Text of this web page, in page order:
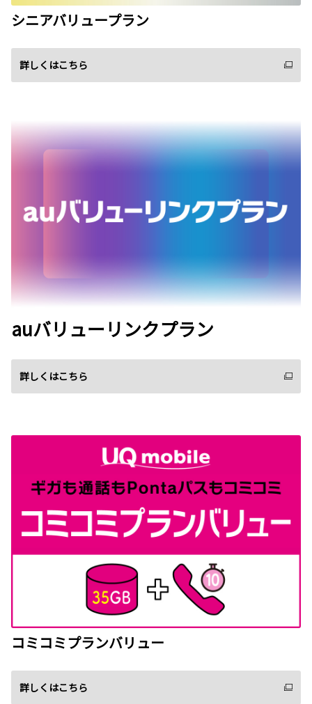
シニアバリュープラン
詳しくはこちら
auバリューリンクプラン
詳しくはこちら
コミコミプランバリュー
詳しくはこちら